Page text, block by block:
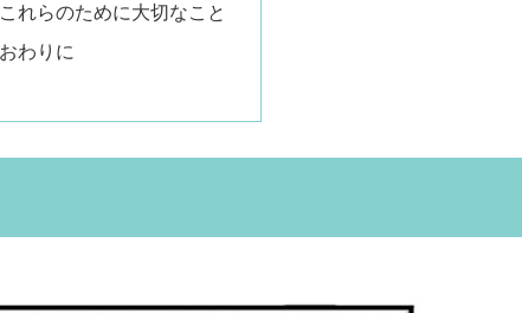
これらのために大切なこと
おわりに